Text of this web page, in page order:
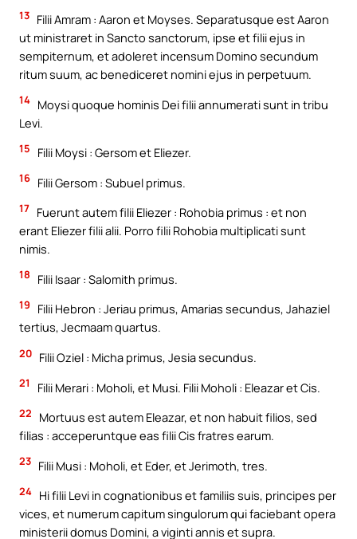
13 Filii Amram : Aaron et Moyses. Separatusque est Aaron
ut ministraret in Sancto sanctorum, ipse et filii ejus in
sempiternum, et adoleret incensum Domino secundum
ritum suum, ac benediceret nomini ejus in perpetuum.
14 Moysi quoque hominis Dei filii annumerati sunt in tribu
Levi.
15 Filii Moysi : Gersom et Eliezer.
16 Filii Gersom : Subuel primus.
17 Fuerunt autem filii Eliezer : Rohobia primus : et non
erant Eliezer filii alii. Porro filii Rohobia multiplicati sunt
nimis.
18 Filii Isaar : Salomith primus.
19
Filii Hebron : Jeriau primus, Amarias secundus, Jahaziel
tertius, Jecmaam quartus.
20 Filii Oziel : Micha primus, Jesia secundus.
21 Filii Merari : Moholi, et Musi. Filii Moholi : Eleazar et Cis.
22
Mortuus est autem Eleazar, et non habuit filios, sed
filias : acceperuntque eas filii Cis fratres earum.
23 Filii Musi : Moholi, et Eder, et Jerimoth, tres.
24 Hi filii Levi in cognationibus et familiis suis, principes per
vices, et numerum capitum singulorum qui faciebant opera
ministerii domus Domini, a viginti annis et supra.